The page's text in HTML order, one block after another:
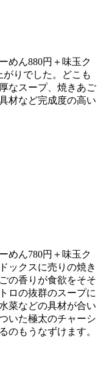
めん880円＋味玉ク
りでした。どこも
なスープ、焼きあご
材など完成度の高い
めん780円＋味玉ク
ックスに売りの焼き
の香りが食欲をそそ
ロの抜群のスープに
菜などの具材が合い
いた極太のチャーシ
のもうなずけます。